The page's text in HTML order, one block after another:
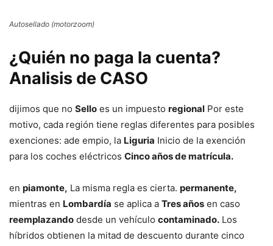
Autosellado (motorzoom)
¿Quién no paga la cuenta?
Analisis de CASO
dijimos que no Sello es un impuesto regional Por este
motivo, cada región tiene reglas diferentes para posibles
exenciones: ade empio, la Liguria Inicio de la exención
para los coches eléctricos Cinco años de matrícula.
en piamonte, La misma regla es cierta. permanente,
mientras en Lombardía se aplica a Tres años en caso
reemplazando desde un vehículo contaminado. Los
híbridos obtienen la mitad de descuento durante cinco